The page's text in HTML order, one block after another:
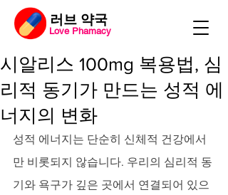
​러브 약국
Love Phamacy
시알리스 100mg 복용법, 심
리적 동기가 만드는 성적 에
너지의 변화
성적 에너지는 단순히 신체적 건강에서
만 비롯되지 않습니다. 우리의 심리적 동
기와 욕구가 깊은 곳에서 연결되어 있으